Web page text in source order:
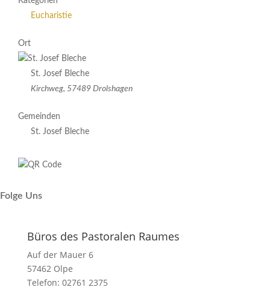
Eucharistie
Ort
St. Josef Bleche
Kirchweg, 57489 Drolshagen
Gemeinden
St. Josef Bleche
Folge Uns
Büros des Pastoralen Raumes
Auf der Mauer 6
57462 Olpe
Telefon: 02761 2375